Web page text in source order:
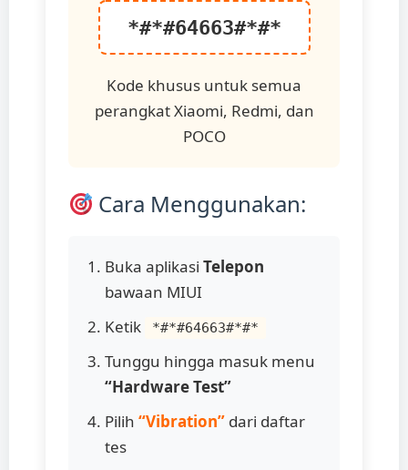
*#*#64663#*#*
Kode khusus untuk semua
perangkat Xiaomi, Redmi, dan
POCO
Cara Menggunakan:
Buka aplikasi Telepon
bawaan MIUI
Ketik
*#*#64663#*#*
Tunggu hingga masuk menu
“Hardware Test”
Pilih “Vibration” dari daftar
tes